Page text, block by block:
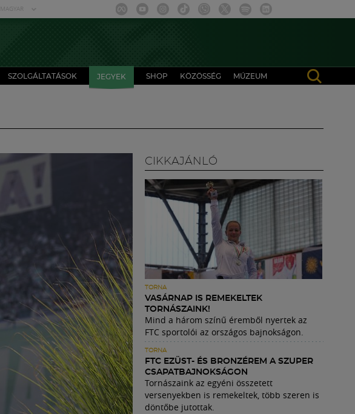
MAGYAR
SZOLGÁLTATÁSOK JEGYEK SHOP KÖZÖSSÉG MÚZEUM
CIKKAJÁNLÓ
TORNA
VASÁRNAP IS REMEKELTEK
TORNÁSZAINK!
Mind a három színű éremből nyertek az
FTC sportolói az országos bajnokságon.
TORNA
FTC EZÜST- ÉS BRONZÉREM A SZUPER
CSAPATBAJNOKSÁGON
Tornászaink az egyéni összetett
versenyekben is remekeltek, több szeren is
döntőbe jutottak.